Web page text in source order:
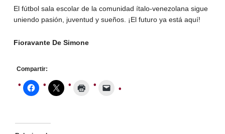
El fútbol sala escolar de la comunidad ítalo-venezolana sigue
uniendo pasión, juventud y sueños. ¡El futuro ya está aquí!
Fioravante De Simone
Compartir: